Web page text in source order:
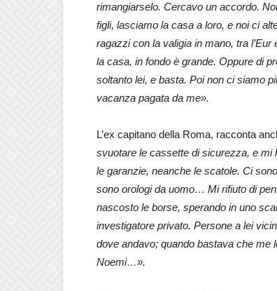
rimangiarselo. Cercavo un accordo.
figli, lasciamo la casa a loro, e noi ci
ragazzi con la valigia in mano, tra
la casa, in fondo è grande. Oppure di
soltanto lei, e basta. Poi non ci siamo
vacanza pagata da me».
L’ex capitano della Roma, racconta
svuotare le cassette di sicurezza, e mi
le garanzie, neanche le scatole. Ci
sono orologi da uomo… Mi rifiuto di
nascosto le borse, sperando in uno
investigatore privato. Persone a lei
dove andavo; quando bastava che me
Noemi…».